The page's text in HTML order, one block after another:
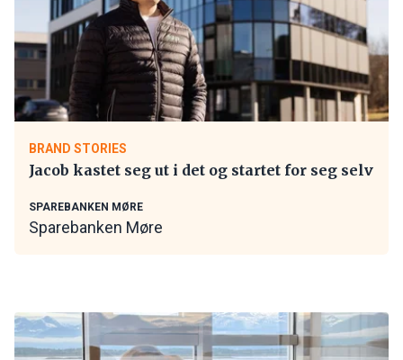
BRAND STORIES
Jacob kastet seg ut i det og startet for seg selv
SPAREBANKEN MØRE
Sparebanken Møre